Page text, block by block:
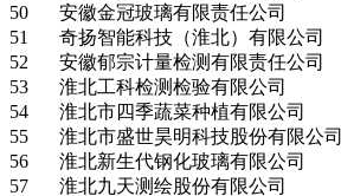
50
安徽金冠玻璃有限责任公司
51
奇扬智能科技（淮北）有限公司
52
安徽郁宗计量检测有限责任公司
53
淮北工科检测检验有限公司
54
淮北市四季蔬菜种植有限公司
55
淮北市盛世昊明科技股份有限公司
56
淮北新生代钢化玻璃有限公司
57
淮北九天测绘股份有限公司